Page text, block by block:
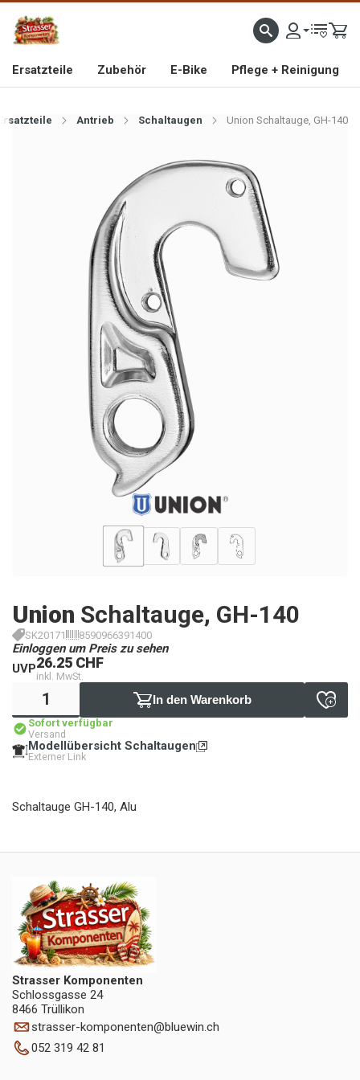
IMPORTEUR VON HOCHWERTIGEN FAHRRAD- UND MOFAERSATZTEILEN SEIT 1993
Ersatzteile Zubehör E-Bike Pflege + Reinigung
Antrieb Schaltaugen Union Schaltauge, GH-140
Union Schaltauge, GH-140
SK20171 8590966391400
Einloggen um Preis zu sehen
UVP26.25 CHF
inkl. MwSt.
In den Warenkorb
Sofort verfügbar
Versand
Modellübersicht Schaltaugen
Externer Link
Schaltauge GH-140, Alu
Strasser Komponenten
Schlossgasse 24
8466 Trüllikon
strasser-komponenten@bluewin.ch
052 319 42 81